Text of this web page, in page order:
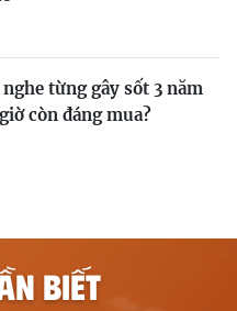
từng gây sốt 3 năm
còn đáng mua?
BIẾT